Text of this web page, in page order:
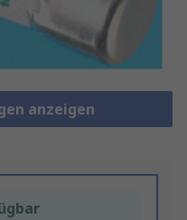
anzeigen